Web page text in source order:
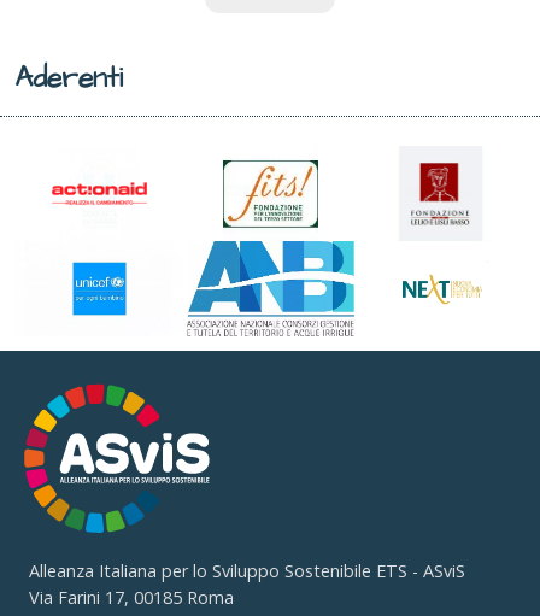
Aderenti
Alleanza Italiana per lo Sviluppo Sostenibile ETS - ASviS
Via Farini 17, 00185 Roma